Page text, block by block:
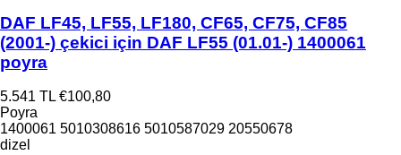
DAF LF45, LF55, LF180, CF65, CF75, CF85
(2001-) çekici için DAF LF55 (01.01-) 1400061
poyra
5.541 TL €100,80
Poyra
1400061 5010308616 5010587029 20550678
dizel